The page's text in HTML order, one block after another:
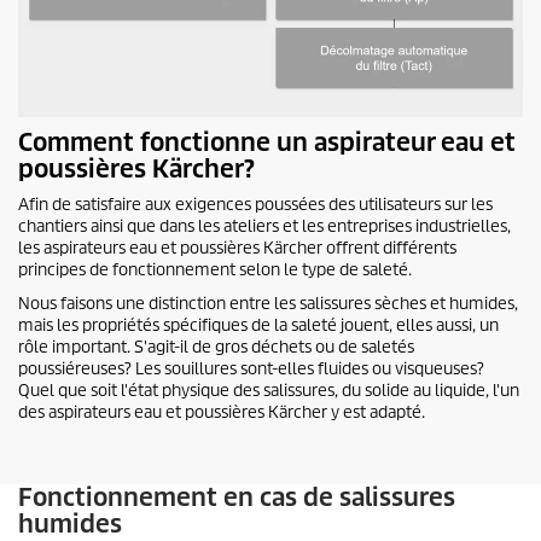
Comment fonctionne un aspirateur eau et
poussières Kärcher?
Afin de satisfaire aux exigences poussées des utilisateurs sur les
chantiers ainsi que dans les ateliers et les entreprises industrielles,
les aspirateurs eau et poussières Kärcher offrent différents
principes de fonctionnement selon le type de saleté.
Nous faisons une distinction entre les salissures sèches et humides,
mais les propriétés spécifiques de la saleté jouent, elles aussi, un
rôle important. S'agit-il de gros déchets ou de saletés
poussiéreuses? Les souillures sont-elles fluides ou visqueuses?
Quel que soit l'état physique des salissures, du solide au liquide, l'un
des aspirateurs eau et poussières Kärcher y est adapté.
Fonctionnement en cas de salissures
humides